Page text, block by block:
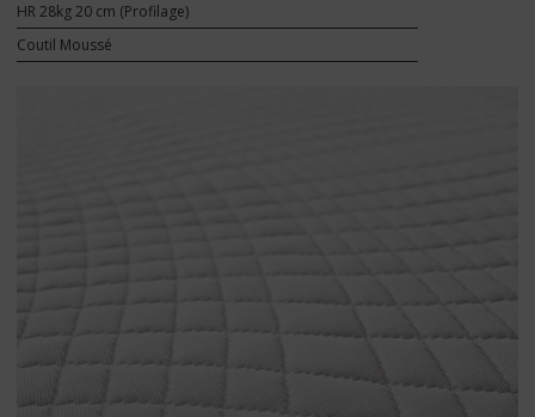
HR 28kg 20 cm (Profilage)
Coutil Moussé